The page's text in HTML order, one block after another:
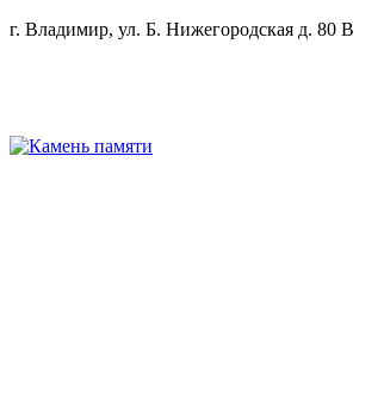
г. Владимир, ул. Б. Нижегородская д. 80 В